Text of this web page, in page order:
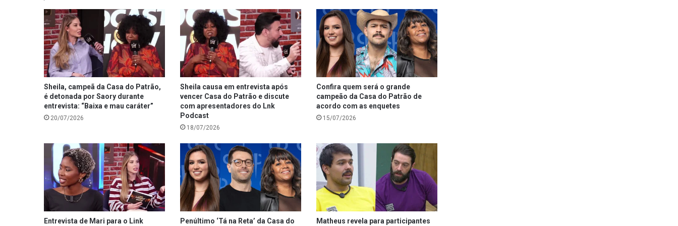
Sheila, campeã da Casa do Patrão,
é detonada por Saory durante
entrevista: “Baixa e mau caráter”
20/07/2026
Sheila causa em entrevista após
vencer Casa do Patrão e discute
com apresentadores do Lnk
Podcast
18/07/2026
Confira quem será o grande
campeão da Casa do Patrão de
acordo com as enquetes
15/07/2026
Entrevista de Mari para o Link Penúltimo ‘Tá na Reta’ da Casa do Matheus revela para participantes